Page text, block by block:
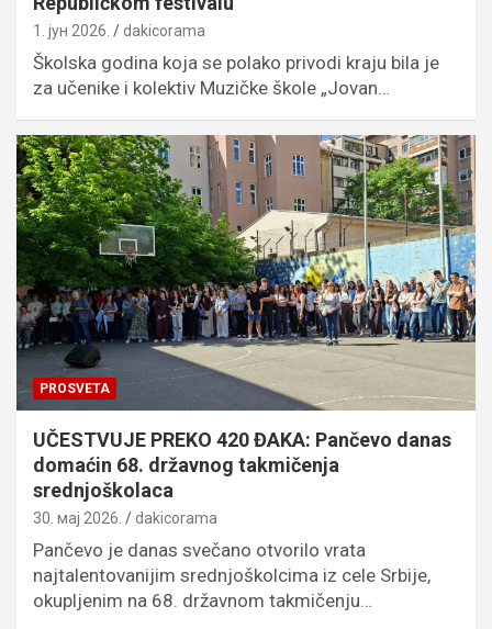
1. јун 2026. dakicorama
Školska godina koja se polako privodi kraju bila je
za učenike i kolektiv Muzičke škole „Jovan…
PROSVETA
UČESTVUJE PREKO 420 ĐAKA: Pančevo danas
domaćin 68. državnog takmičenja
srednjoškolaca
30. мај 2026. dakicorama
Pančevo je danas svečano otvorilo vrata
najtalentovanijim srednjoškolcima iz cele Srbije,
okupljenim na 68. državnom takmičenju…